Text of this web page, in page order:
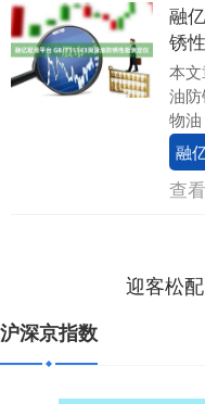
融
锈
本
油
物
在与
器，
融
查
迎客松
沪深京指数